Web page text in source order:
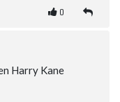
0
Harry Kane